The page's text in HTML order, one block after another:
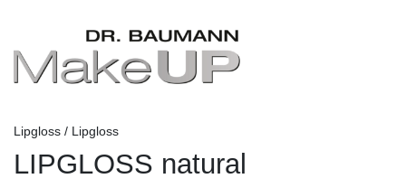
Lipgloss / Lipgloss
LIPGLOSS natural